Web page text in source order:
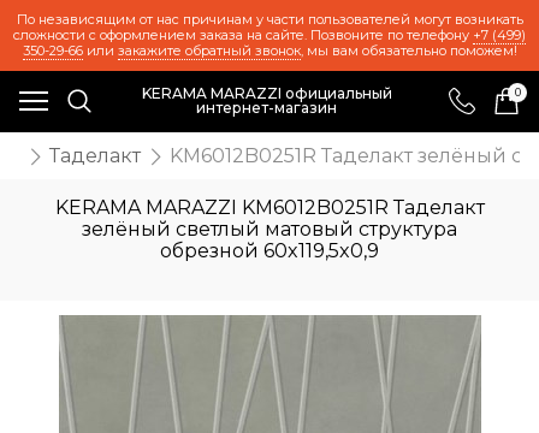
По независящим от нас причинам у части пользователей могут возникать
сложности с оформлением заказа на сайте. Позвоните по телефону +7 (499)
350-29-66или закажите обратный звонок, мы вам обязательно поможем!
KERAMA MARAZZI официальный
интернет-магазин
0
Таделакт KM6012B0251R Таделакт зелёный
KERAMA MARAZZI KM6012B0251R Таделакт
зелёный светлый матовый структура
обрезной 60x119,5x0,9